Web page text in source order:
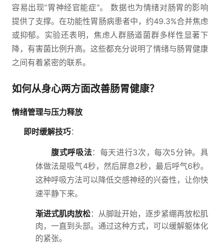
容易出现“胃神经官能症”。 数据也为情绪对肠胃的影响
提供了支撑。在功能性胃肠病患者中，约49.3%合并焦虑
或抑郁。实验还表明，焦虑人群肠道菌群多样性显著下
降，有害菌比例升高。这些都充分说明了情绪与肠胃健康
之间有着紧密的联系。
如何从身心两方面改善肠胃健康？
情绪管理与压力释放
即时缓解技巧：
腹式呼吸法：每天进行3次，每次5分钟。具
体做法是吸气4秒，然后屏息2秒，最后呼气6秒。
这种呼吸方法可以降低交感神经的兴奋性，让你快
速平静下来。
渐进式肌肉放松：从脚趾开始，逐步紧绷再放松肌
肉，一直到头部。通过这种方式，可以缓解躯体化
的紧张。